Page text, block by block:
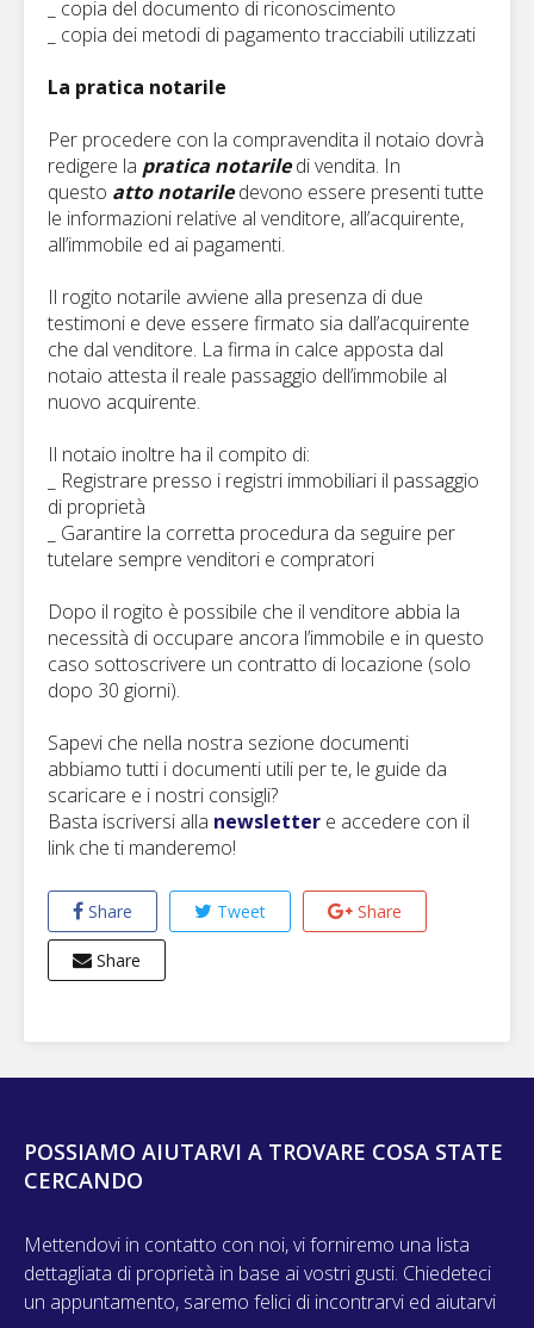
_ copia del documento di riconoscimento
_ copia dei metodi di pagamento tracciabili utilizzati
La pratica notarile
Per procedere con la compravendita il notaio dovrà
redigere la pratica notariledi vendita. In
questo atto notariledevono essere presenti tutte
le informazioni relative al venditore, all’acquirente,
all’immobile ed ai pagamenti.
Il rogito notarile avviene alla presenza di due
testimoni e deve essere firmato sia dall’acquirente
che dal venditore. La firma in calce apposta dal
notaio attesta il reale passaggio dell’immobile al
nuovo acquirente.
Il notaio inoltre ha il compito di:
_ Registrare presso i registri immobiliari il passaggio
di proprietà
_ Garantire la corretta procedura da seguire per
tutelare sempre venditori e compratori
Dopo il rogito è possibile che il venditore abbia la
necessità di occupare ancora l’immobile e in questo
caso sottoscrivere un contratto di locazione (solo
dopo 30 giorni).
Sapevi che nella nostra sezione documenti
abbiamo tutti i documenti utili per te, le guide da
scaricare e i nostri consigli?
Basta iscriversi alla newsletter e accedere con il
link che ti manderemo!
Share Tweet Share
Share
POSSIAMO AIUTARVI A TROVARE COSA STATE
CERCANDO
Mettendovi in contatto con noi, vi forniremo una lista
dettagliata di proprietà in base ai vostri gusti. Chiedeteci
un appuntamento, saremo felici di incontrarvi ed aiutarvi